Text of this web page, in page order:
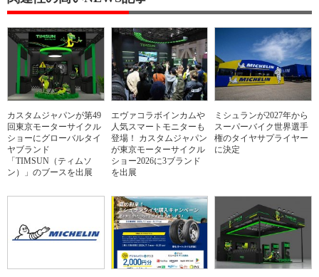
カスタムジャパンが第49
回東京モーターサイクル
ショーにグローバルタイ
ヤブランド
「TIMSUN（ティムソ
ン）」のブースを出展
エヴァコラボインカムや
人気スマートモニターも
登場！ カスタムジャパン
が東京モーターサイクル
ショー2026に3ブランド
を出展
ミシュランが2027年から
スーパーバイク世界選手
権のタイヤサプライヤー
に決定